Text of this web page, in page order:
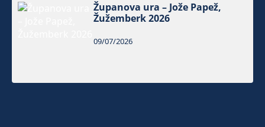
Županova ura – Jože Papež,
Žužemberk 2026
09/07/2026